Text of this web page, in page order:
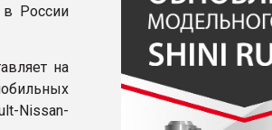
в России
на
Nissan-